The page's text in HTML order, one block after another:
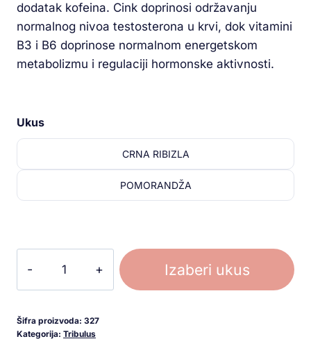
dodatak kofeina. Cink doprinosi održavanju
normalnog nivoa testosterona u krvi, dok vitamini
B3 i B6 doprinose normalnom energetskom
metabolizmu i regulaciji hormonske aktivnosti.
Ukus
CRNA RIBIZLA
POMORANDŽA
Izaberi ukus
Šifra proizvoda: 327
Kategorija: Tribulus